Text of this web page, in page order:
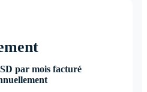
par mois facturé